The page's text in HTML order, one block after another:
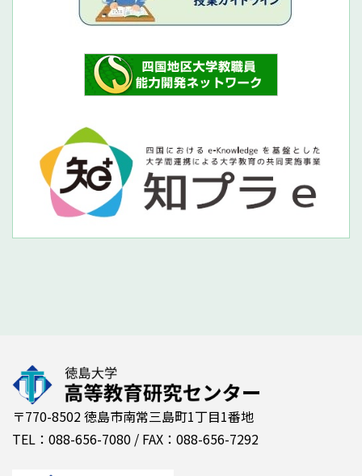
〒770-8502 徳島市南常三島町1丁目1番地
TEL：088-656-7080 / FAX：088-656-7292